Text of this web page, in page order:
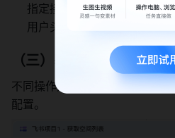
指定接口调用的用户
用户头像获取。
（三）基础配置
不同操作对应的配置项不同，可
配置。